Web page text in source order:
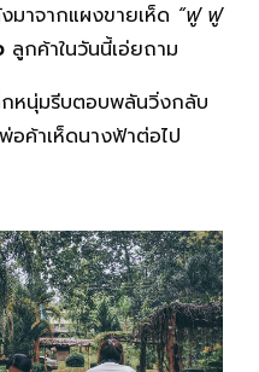
าจากแผงขายเห็ด “ฟู ฟู
ลูกค้าในวันนี้เอ่ยถาม
กหนุ่มรีบตอบพลันวิ่งกลับ
อค้าเห็ดนางฟ้าต่อไป